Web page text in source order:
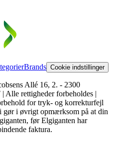
Brands Cookie indstillinger
Allé 16, 2. - 2300
Alle rettigheder forbeholdes |
for tryk- og korrekturfejl
i øvrigt opmærksom på at din
før Elgiganten har
faktura.